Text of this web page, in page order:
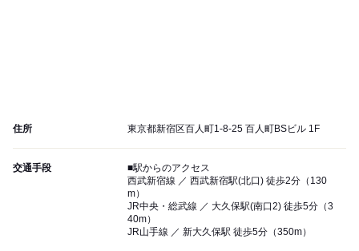
住所 東京都新宿区百人町1-8-25 百人町BSビル 1F
交通手段
■駅からのアクセス
西武新宿線 ／ 西武新宿駅(北口) 徒歩2分（130
m）
JR中央・総武線 ／ 大久保駅(南口2) 徒歩5分（3
40m）
JR山手線 ／ 新大久保駅 徒歩5分（350m）